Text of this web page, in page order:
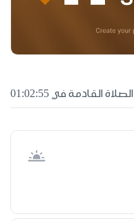
الصلاة القادمة في 01:02:55